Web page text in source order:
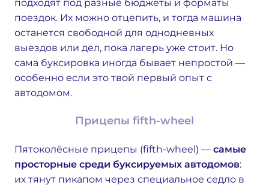
подходят под разные бюджеты и форматы
поездок. Их можно отцепить, и тогда машина
останется свободной для однодневных
выездов или дел, пока лагерь уже стоит. Но
сама буксировка иногда бывает непростой —
особенно если это твой первый опыт с
автодомом.
Прицепы fifth-wheel
Пятоколёсные прицепы (fifth-wheel) — самые
просторные среди буксируемых автодомов:
их тянут пикапом через специальное седло в